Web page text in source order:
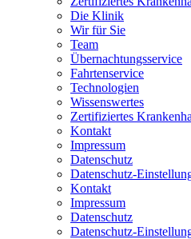
Die Klinik
Wir für Sie
Team
Übernachtungsservice
Fahrtenservice
Technologien
Wissenswertes
Zertifiziertes
Kontakt
Impressum
Datenschutz
Datenschutz-
Kontakt
Impressum
Datenschutz
Datenschutz-